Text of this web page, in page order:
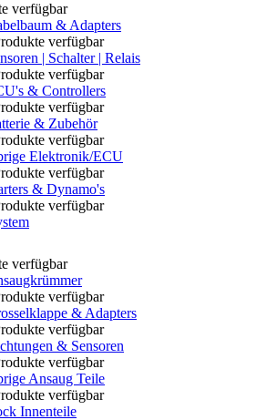
verfügbar
& Adapters
verfügbar
| Schalter | Relais
verfügbar
& Controllers
verfügbar
& Zubehör
verfügbar
Elektronik/ECU
verfügbar
& Dynamo's
verfügbar
verfügbar
verfügbar
& Adapters
verfügbar
& Sensoren
verfügbar
Ansaug Teile
verfügbar
Innenteile